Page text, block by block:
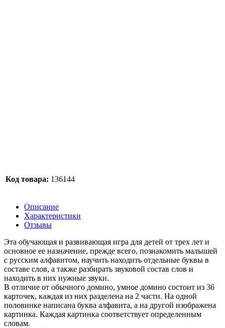
Код товара: 136144
Описание
Характеристики
Отзывы
Эта обучающая и развивающая игра для детей от трех лет и
основное ее назначение, прежде всего, познакомить малышей
с русским алфавитом, научить находить отдельные буквы в
составе слов, а также разбирать звуковой состав слов и
находить в них нужные звуки.
В отличие от обычного домино, умное домино состоит из 36
карточек, каждая из них разделена на 2 части. На одной
половинке написана буква алфавита, а на другой изображена
картинка. Каждая картинка соответствует определенным
словам.